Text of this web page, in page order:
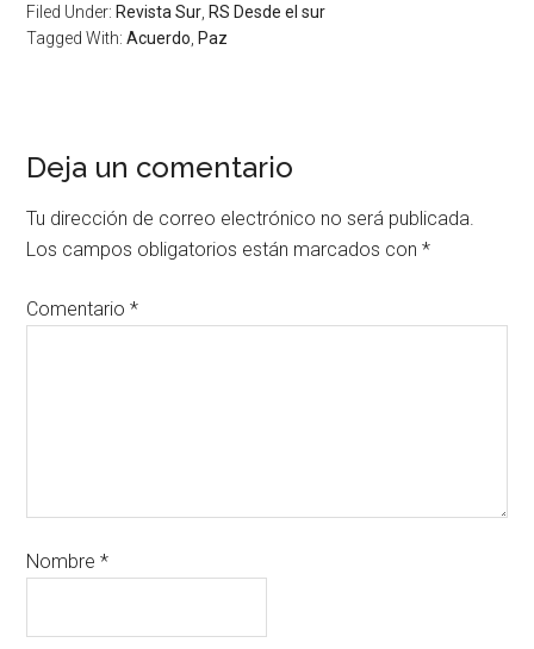
Filed Under: Revista Sur RS Desde el sur
Tagged With:Acuerdo Paz
Deja un comentario
Tu dirección de correo electrónico no será publicada.
Los campos obligatorios están marcados con*
Comentario*
Nombre*